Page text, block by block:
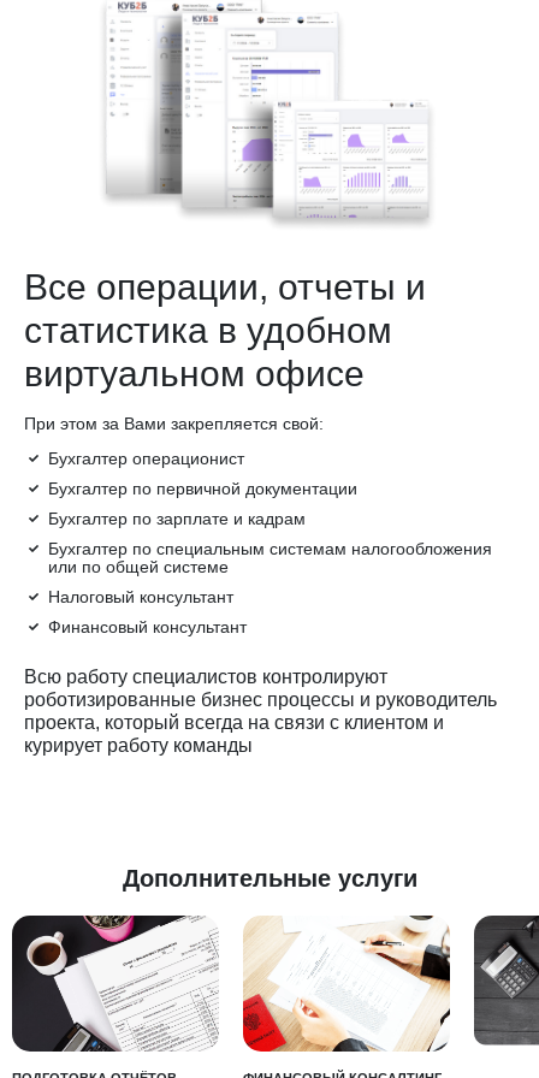
Все операции, отчеты и
статистика в удобном
виртуальном офисе
При этом за Вами закрепляется свой:
Бухгалтер операционист
Бухгалтер по первичной документации
Бухгалтер по зарплате и кадрам
Бухгалтер по специальным системам налогообложения
или по общей системе
Налоговый консультант
Финансовый консультант
Всю работу специалистов контролируют
роботизированные бизнес процессы и руководитель
проекта, который всегда на связи с клиентом и
курирует работу команды
Дополнительные услуги